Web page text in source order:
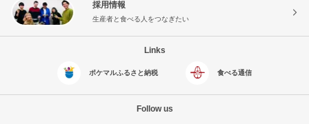
採用情報
生産者と食べる人をつなぎたい
Links
ポケマルふるさと納税 食べる通信
Follow us